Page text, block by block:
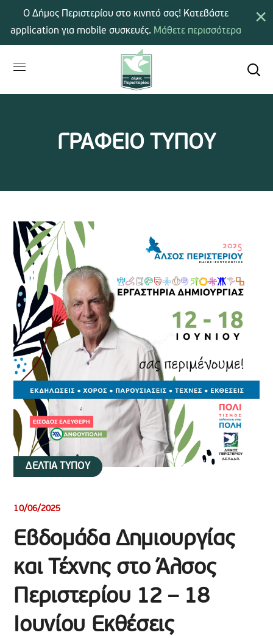
ΓΡΑΦΕΙΟ ΤΥΠΟΥ
ΔΕΛΤΙΑ ΤΥΠΟΥ
10/06/2025
Εβδομάδα Δημιουργίας
και Τέχνης στο Άλσος
Περιστερίου 12 – 18
Ιουνίου Εκθέσεις
×
Ο Δήμος Περιστερίου στο κινητό σας! Κατεβάστε
application για mobile συσκευές. Μάθετε περισσότερα